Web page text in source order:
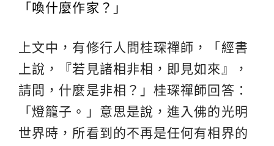
「喚什麼作家？」
上文中，有修行人問桂琛禪師，「經書
上說，『若見諸相非相，即見如來』，
請問，什麼是非相？」桂琛禪師回答：
「燈籠子。」意思是說，進入佛的光明
世界時，所看到的不再是任何有相界的